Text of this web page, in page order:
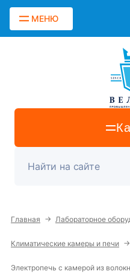
МЕНЮ
Главная → Лабораторное
Климатические камеры и печи →
Электропечь с камерой из